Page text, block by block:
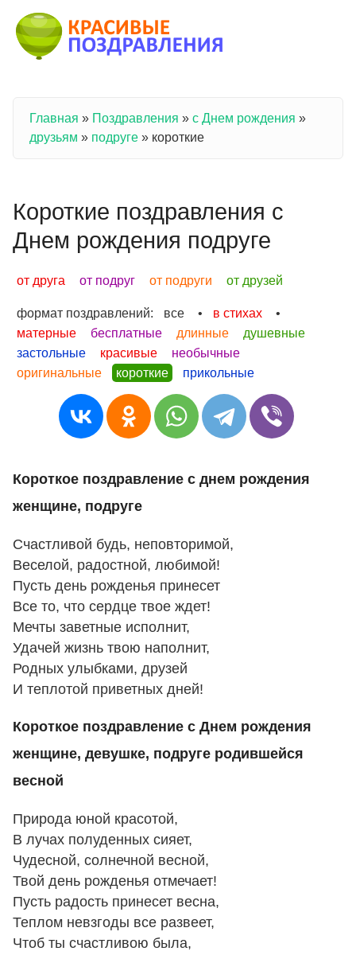
Вы здесь
Главная » Поздравления » с Днем рождения »
друзьям » подруге » короткие
Короткие поздравления с
Днем рождения подруге
от друга от подруг от подруги от друзей
формат поздравлений: все • в стихах
•
матерные
бесплатные длинные
душевные
застольные
красивые
необычные
оригинальные
короткие прикольные
Короткое поздравление с днем рождения
женщине, подруге
Счастливой будь, неповторимой,
Веселой, радостной, любимой!
Пусть день рожденья принесет
Все то, что сердце твое ждет!
Мечты заветные исполнит,
Удачей жизнь твою наполнит,
Родных улыбками, друзей
И теплотой приветных дней!
Короткое поздравление с Днем рождения
женщине, девушке, подруге родившейся
весной
Природа юной красотой,
В лучах полуденных сияет,
Чудесной, солнечной весной,
Твой день рожденья отмечает!
Пусть радость принесет весна,
Теплом невзгоды все развеет,
Чтоб ты счастливою была,